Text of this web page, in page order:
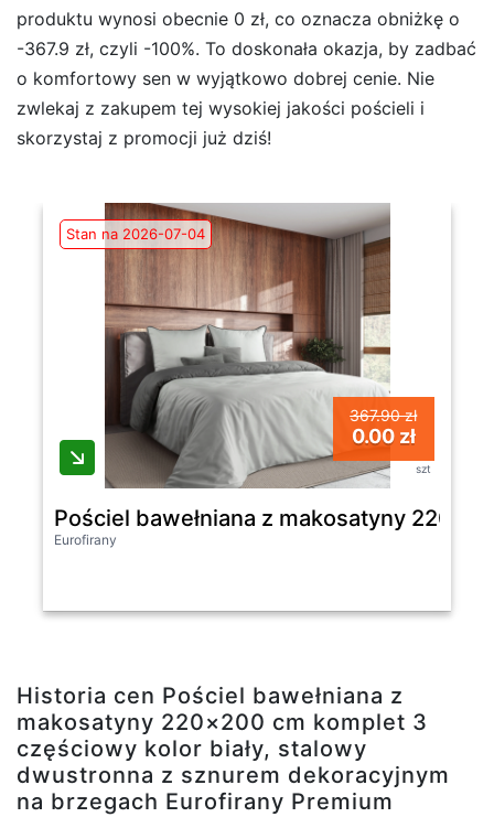
produktu wynosi obecnie 0 zł, co oznacza obniżkę o
-367.9 zł, czyli -100%. To doskonała okazja, by zadbać
o komfortowy sen w wyjątkowo dobrej cenie. Nie
zwlekaj z zakupem tej wysokiej jakości pościeli i
skorzystaj z promocji już dziś!
Stan na 2026-07-04
367.90 zł
0.00 zł
szt
Pościel bawełniana z makosatyny
Eurofirany
Historia cen Pościel bawełniana z
makosatyny 220×200 cm komplet 3
częściowy kolor biały, stalowy
dwustronna z sznurem dekoracyjnym
na brzegach Eurofirany Premium